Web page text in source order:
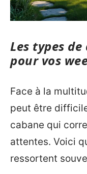
Les types
pour vos
Face à la
peut être
cabane qui
attentes. Voici
ressortent